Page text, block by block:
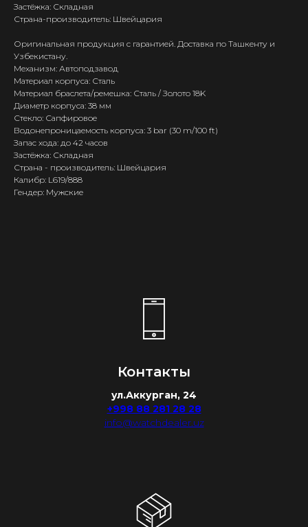
Застёжка: Складная
Страна-производитель: Швейцария
Оригинальная продукция с гарантией. Доставка по Ташкенту и
Узбекистану.
Механизм: Автоподзавод
Материал корпуса: Сталь
Материал браслета/ремешка: Сталь / Золото 18K
Диаметр корпуса: 38 мм
Стекло: Сапфировое
Водонепроницаемость корпуса: 3 bar (30 m/100 ft)
Запас хода: до 42 часов
Застёжка: Складная
Страна - производитель: Швейцария
Калибр: L619/888
Гендер: Мужские
Контакты
ул.Аккурган, 24
+998 88 281 28 28
info@watchdealer.uz